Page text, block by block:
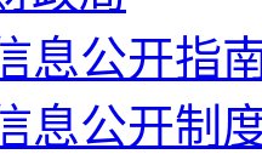
息公开指
息公开制